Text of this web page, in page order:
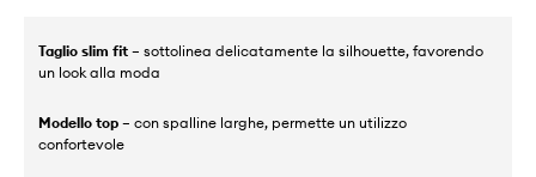
Taglio slim fit – sottolinea delicatamente la silhouette, favorendo
un look alla moda
Modello top – con spalline larghe, permette un utilizzo
confortevole